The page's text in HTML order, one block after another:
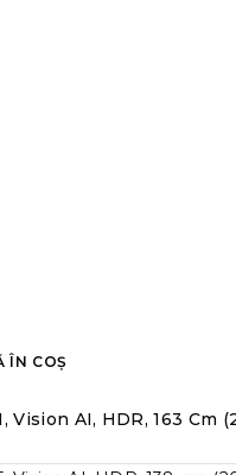
ÎN COȘ
Vision AI, HDR, 163 Cm